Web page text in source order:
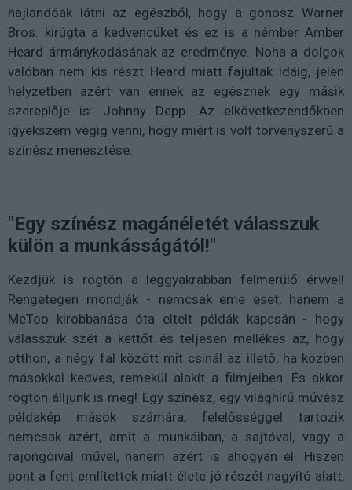
hajlandóak látni az egészből, hogy a gonosz Warner
Bros. kirúgta a kedvencüket és ez is a némber Amber
Heard ármánykodásának az eredménye. Noha a dolgok
valóban nem kis részt Heard miatt fajultak idáig, jelen
helyzetben azért van ennek az egésznek egy másik
szereplője is: Johnny Depp. Az elkövetkezendőkben
igyekszem végig venni, hogy miért is volt törvényszerű a
színész menesztése.
"Egy színész magánéletét válasszuk
külön a munkásságától!"
Kezdjük is rögtön a leggyakrabban felmerülő érvvel!
Rengetegen mondják - nemcsak eme eset, hanem a
MeToo kirobbanása óta eltelt példák kapcsán - hogy
válasszuk szét a kettőt és teljesen mellékes az, hogy
otthon, a négy fal között mit csinál az illető, ha közben
másokkal kedves, remekül alakít a filmjeiben. És akkor
rögtön álljunk is meg! Egy színész, egy világhírű művész
példakép mások számára, felelősséggel tartozik
nemcsak azért, amit a munkáiban, a sajtóval, vagy a
rajongóival művel, hanem azért is ahogyan él. Hiszen
pont a fent említettek miatt élete jó részét nagyító alatt,